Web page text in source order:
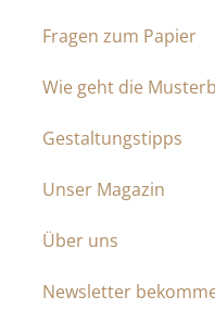
Fragen zum Papier
Wie geht die
Gestaltungstipps
Unser Magazin
Über uns
Newsletter